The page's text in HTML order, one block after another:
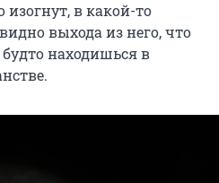
изогнут, в какой-то
выхода из него, что
находишься в